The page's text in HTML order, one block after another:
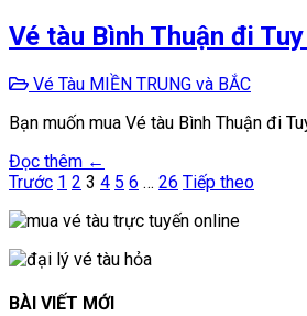
Vé tàu Bình Thuận đi
Vé Tàu MIỀN TRUNG và BẮC
Bạn muốn mua Vé tàu Bình Thuận đi
Đọc thêm ←
Phân
trang
bài
viết
Trước 1 2 3 4 5 6 … 26 Tiếp theo
BÀI VIẾT MỚI